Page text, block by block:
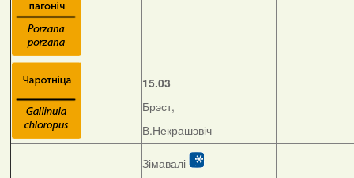
15.03
Брэст,
В.Некрашэвіч
Зімавалі